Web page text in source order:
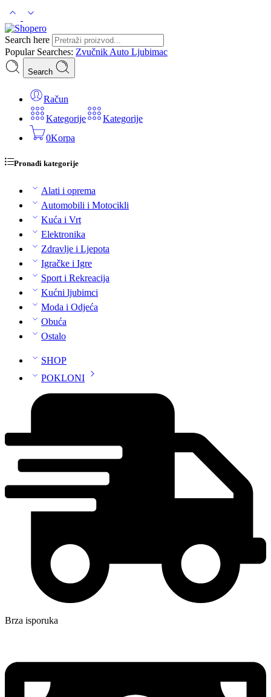
Search here
Popular Searches: Zvučnik Auto Ljubimac
Search
Račun
Kategorije
Kategorije
0Korpa
Pronađi kategorije
Alati i oprema
Automobili i Motocikli
Kuća i Vrt
Elektronika
Zdravlje i Ljepota
Igračke i Igre
Sport i Rekreacija
Kućni ljubimci
Moda i Odjeća
Obuća
Ostalo
SHOP
POKLONI
Brza isporuka